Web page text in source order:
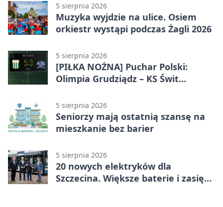
5 sierpnia 2026
Muzyka wyjdzie na ulice. Osiem
orkiestr wystąpi podczas Żagli 2026
5 sierpnia 2026
[PIŁKA NOŻNA] Puchar Polski:
Olimpia Grudziądz – KS Świt
stracił dwubramkowe prowadzenie
5 sierpnia 2026
Seniorzy mają ostatnią szansę na
mieszkanie bez barier
5 sierpnia 2026
20 nowych elektryków dla
Szczecina. Większe baterie i zasięg